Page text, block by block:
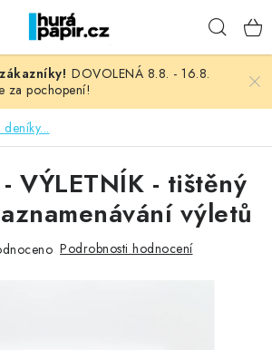
DOVOLENÁ 8.8. - 16.8.
za pochopení!
VÝLETNÍK - tištěný
výletů
Podrobnosti hodnocení